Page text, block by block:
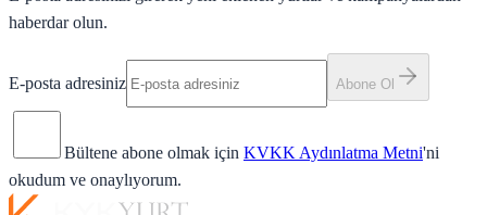
haberdar olun.
E-posta adresiniz Abone Ol
Bültene abone olmak için KVKK Aydınlatma Metni'ni
okudum ve onaylıyorum.